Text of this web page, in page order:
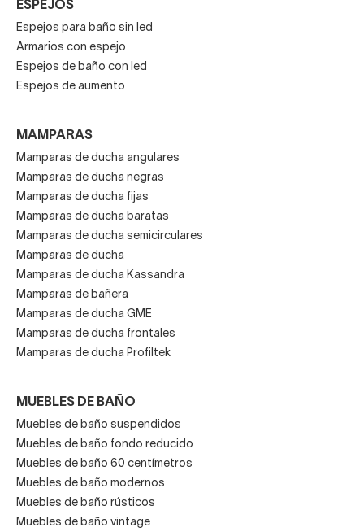
ESPEJOS
Espejos para baño sin led
Armarios con espejo
Espejos de baño con led
Espejos de aumento
MAMPARAS
Mamparas de ducha angulares
Mamparas de ducha negras
Mamparas de ducha fijas
Mamparas de ducha baratas
Mamparas de ducha semicirculares
Mamparas de ducha
Mamparas de ducha Kassandra
Mamparas de bañera
Mamparas de ducha GME
Mamparas de ducha frontales
Mamparas de ducha Profiltek
MUEBLES DE BAÑO
Muebles de baño suspendidos
Muebles de baño fondo reducido
Muebles de baño 60 centímetros
Muebles de baño modernos
Muebles de baño rústicos
Muebles de baño vintage